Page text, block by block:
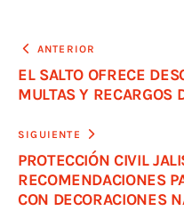
ANTERIOR
EL SALTO OFRECE
MULTAS Y RECARGOS
SIGUIENTE
PROTECCIÓN CIVIL
RECOMENDACIONES
CON DECORACIONES